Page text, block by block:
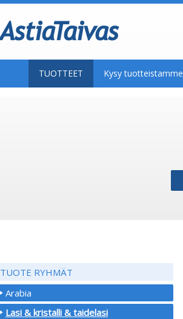
TUOTTEET Kysy tuotteistamme
TUOTE RYHMÄT
Arabia
Lasi & kristalli & taidelasi